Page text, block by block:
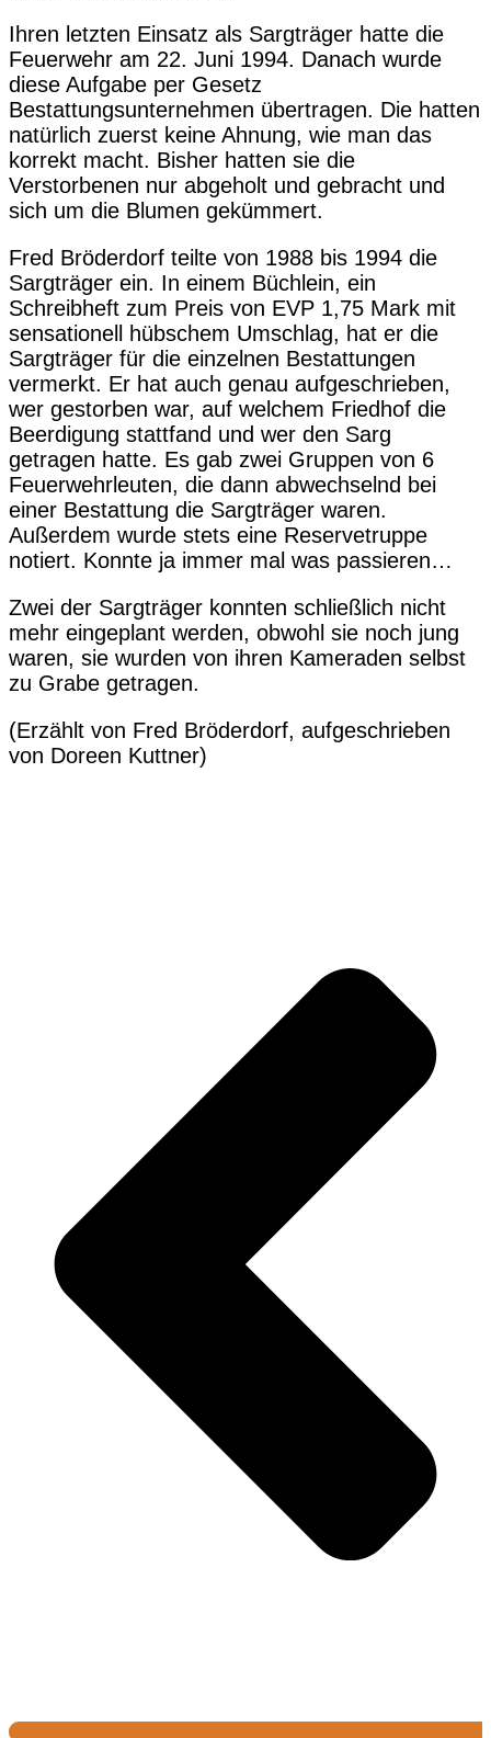
Ihren letzten Einsatz als Sargträger hatte die
Feuerwehr am 22. Juni 1994. Danach wurde
diese Aufgabe per Gesetz
Bestattungsunternehmen übertragen. Die hatten
natürlich zuerst keine Ahnung, wie man das
korrekt macht. Bisher hatten sie die
Verstorbenen nur abgeholt und gebracht und
sich um die Blumen gekümmert.
Fred Bröderdorf teilte von 1988 bis 1994 die
Sargträger ein. In einem Büchlein, ein
Schreibheft zum Preis von EVP 1,75 Mark mit
sensationell hübschem Umschlag, hat er die
Sargträger für die einzelnen Bestattungen
vermerkt. Er hat auch genau aufgeschrieben,
wer gestorben war, auf welchem Friedhof die
Beerdigung stattfand und wer den Sarg
getragen hatte. Es gab zwei Gruppen von 6
Feuerwehrleuten, die dann abwechselnd bei
einer Bestattung die Sargträger waren.
Außerdem wurde stets eine Reservetruppe
notiert. Konnte ja immer mal was passieren…
Zwei der Sargträger konnten schließlich nicht
mehr eingeplant werden, obwohl sie noch jung
waren, sie wurden von ihren Kameraden selbst
zu Grabe getragen.
(Erzählt von Fred Bröderdorf, aufgeschrieben
von Doreen Kuttner)